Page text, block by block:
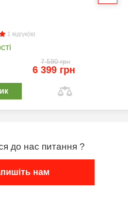
1 відгук(ів)
7 590 грн
6 399 грн
до нас питання ?
нам